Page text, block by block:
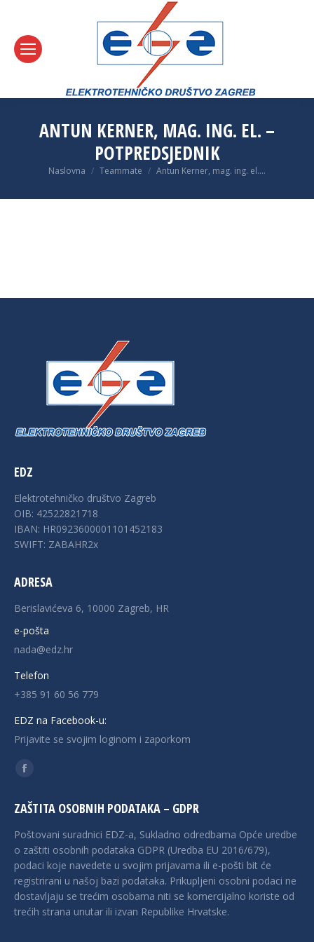
ANTUN KERNER, MAG. ING. EL. –
POTPREDSJEDNIK
You are here:
Naslovna Teammate Antun Kerner, mag. ing. el.…
EDZ
Elektrotehničko društvo Zagreb
OIB: 42522821718
IBAN: HR0923600001101452183
SWIFT: ZABAHR2x
ADRESA
Berislavićeva 6, 10000 Zagreb, HR
e-pošta
nada@edz.hr
Telefon
+385 91 60 56 779
EDZ na Facebook-u:
Prijavite se svojim loginom i zaporkom
Find us on:
Facebook
opens
in
new
window
ZAŠTITA OSOBNIH PODATAKA – GDPR
Poštovani suradnici EDZ-a, Sukladno odredbama Opće uredbe
o zaštiti osobnih podataka GDPR (Uredba EU 2016/679),
podaci koje navedete u svojim prijavama ili e-pošti bit će
registrirani u našoj bazi podataka. Prikupljeni osobni podaci ne
dostavljaju se trećim osobama niti se komercijalno koriste od
trećih strana unutar ili izvan Republike Hrvatske.